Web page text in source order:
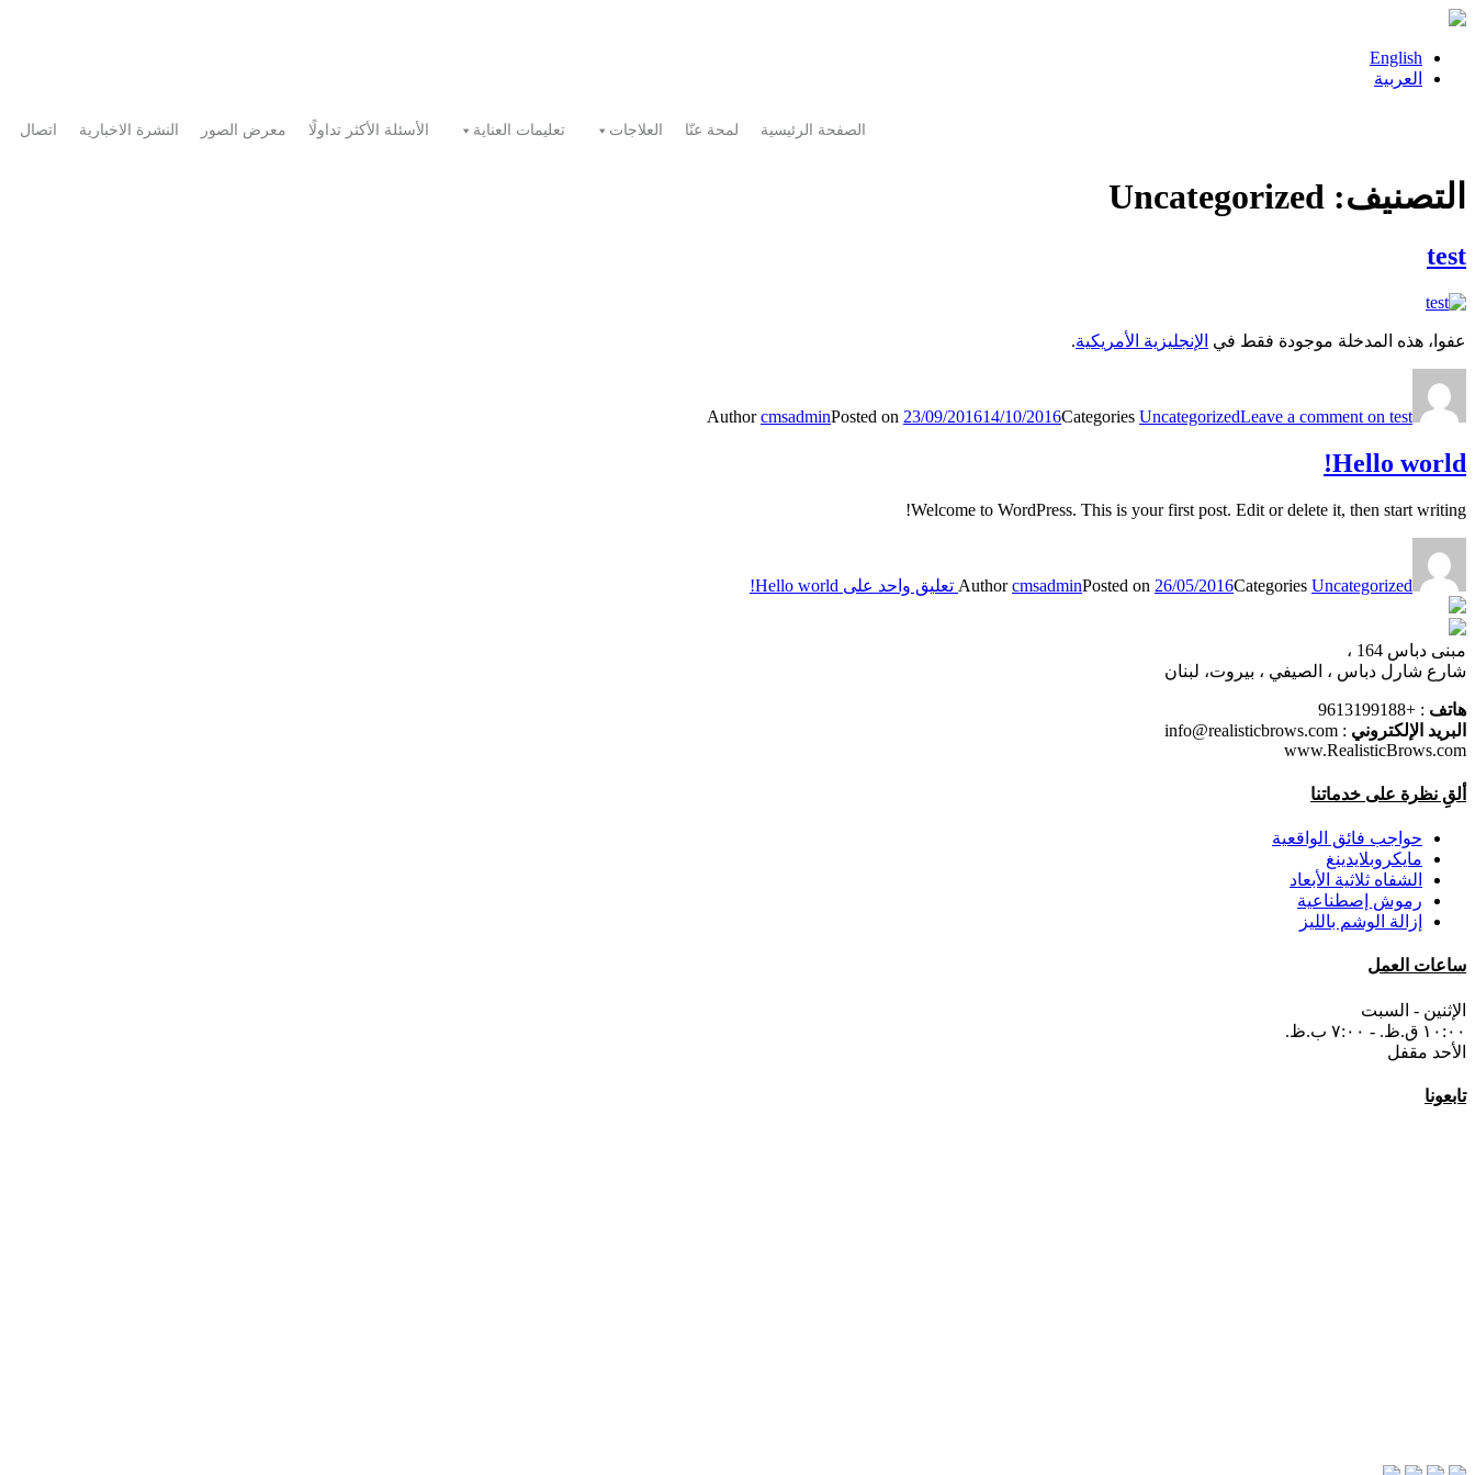
English
العربية
الصفحة الرئيسية لمحة عنّا العلاجات تعليمات العناية الأسئلة الأكثر تداولًا معرض الصور النشرة الاخبارية اتصال
التصنيف: Uncategorized
test
عفوا، هذه المدخلة موجودة فقط في الإنجليزية الأمريكية.
AuthorcmsadminPosted on 23/09/201614/10/2016Categories UncategorizedLeave a comment on test
Hello world!
Welcome to WordPress. This is your first post. Edit or delete it, then start writing!
AuthorcmsadminPosted on 26/05/2016Categories Uncategorized تعليق واحد على Hello world!
مبنى دباس 164 ،
شارع شارل دباس ، الصيفي ، بيروت، لبنان
هاتف : +9613199188
البريد الإلكتروني : info@realisticbrows.com
www.RealisticBrows.com
ألقِ نظرة على خدماتنا
حواجب فائق الواقعية
مايكروبلايدينغ
الشفاه ثلاثية الأبعاد
رموش إصطناعية
إزالة الوشم بالليز
ساعات العمل
الإثنين - السبت
١٠:٠٠ ق.ظ. - ۷:٠٠ ب.ظ.
الأحد مقفل
تابعونا